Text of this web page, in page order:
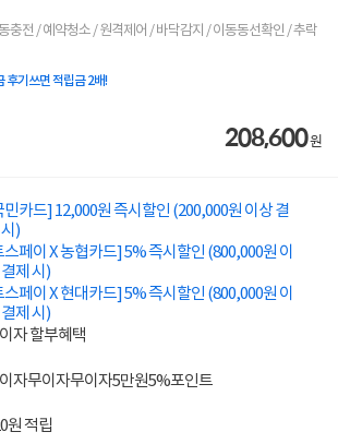
충전 / 예약청소 / 원격제어 / 바닥감지 / 이동동선확인 / 추락
후기쓰면 적립금 2배!
208,600원
민카드] 12,000원 즉시할인 (200,000원 이상 결
)
스페이 X 농협카드] 5% 즉시할인 (800,000원 이
제 시)
스페이 X 현대카드] 5% 즉시할인 (800,000원 이
제 시)
자 할부혜택
자무이자무이자5만원5%포인트
원 적립